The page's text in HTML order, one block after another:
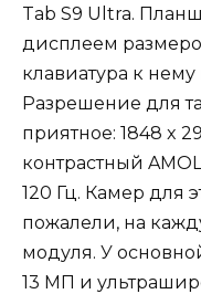
Tab S9 Ultra.
дисплеем
клавиатура к
Разрешение для
приятное: 1848 x
контрастный
120 Гц. Камер для
пожалели, на
модуля. У
13 МП и